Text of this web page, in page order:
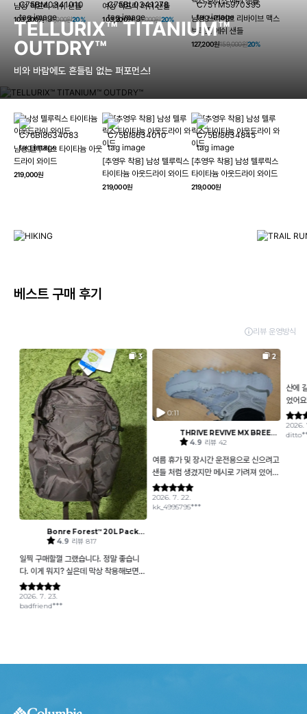
남성 픽프릭 러쉬 샌들
103,200원129,000원20%
여성 픽프릭 러쉬 샌들
103,200원129,000원20%
남성 쓰라이브 리바이브 맥스
브리즈 메쉬 샌들
127,200원159,000원20%
TELLURIX™ TITANIUM™
OUTDRY™
비와 바람에도 흔들림 없는 퍼포먼스!
남성 텔루릭스 타이타늄 아웃
드라이 와이드
219,000원
[추영우 착용] 남성 텔루릭스
타이타늄 아웃드라이 와이드
219,000원
[추영우 착용] 남성 텔루릭스
타이타늄 아웃드라이 와이드
219,000원
HIKING
컬럼비아와 함께 일상을 벗어나
하이킹, 트레킹 등 아웃도어 활동을 즐겨보세요.
베스트 구매 후기